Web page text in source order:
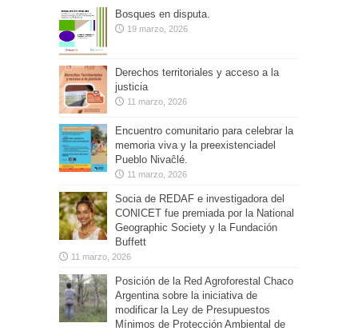
Bosques en disputa.
19 marzo, 2026
Derechos territoriales y acceso a la
justicia
11 marzo, 2026
Encuentro comunitario para celebrar la
memoria viva y la preexistenciadel
Pueblo Nivaĉlé.
11 marzo, 2026
Socia de REDAF e investigadora del
CONICET fue premiada por la National
Geographic Society y la Fundación
Buffett
11 marzo, 2026
Posición de la Red Agroforestal Chaco
Argentina sobre la iniciativa de
modificar la Ley de Presupuestos
Mínimos de Protección Ambiental de